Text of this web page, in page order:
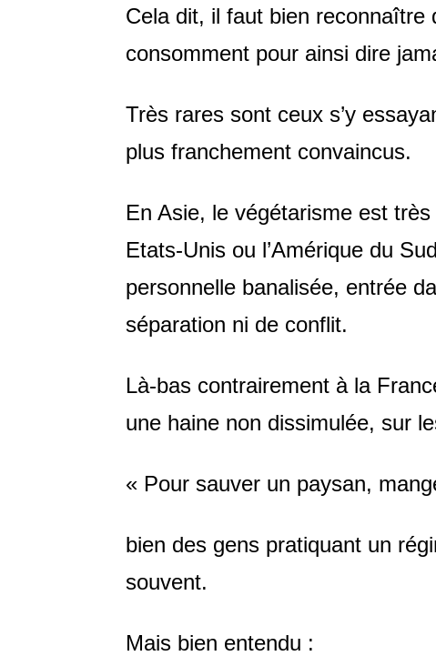
Cela dit, il faut bien reconnaître
consomment pour ainsi dire
Très rares sont ceux s’y
plus franchement convaincus.
En Asie, le végétarisme est
Etats-Unis ou l’Amérique du
personnelle banalisée, entrée
séparation ni de conflit.
Là-bas contrairement à la
une haine non dissimulée, sur
« Pour sauver un paysan,
bien des gens pratiquant un
souvent.
Mais bien entendu :